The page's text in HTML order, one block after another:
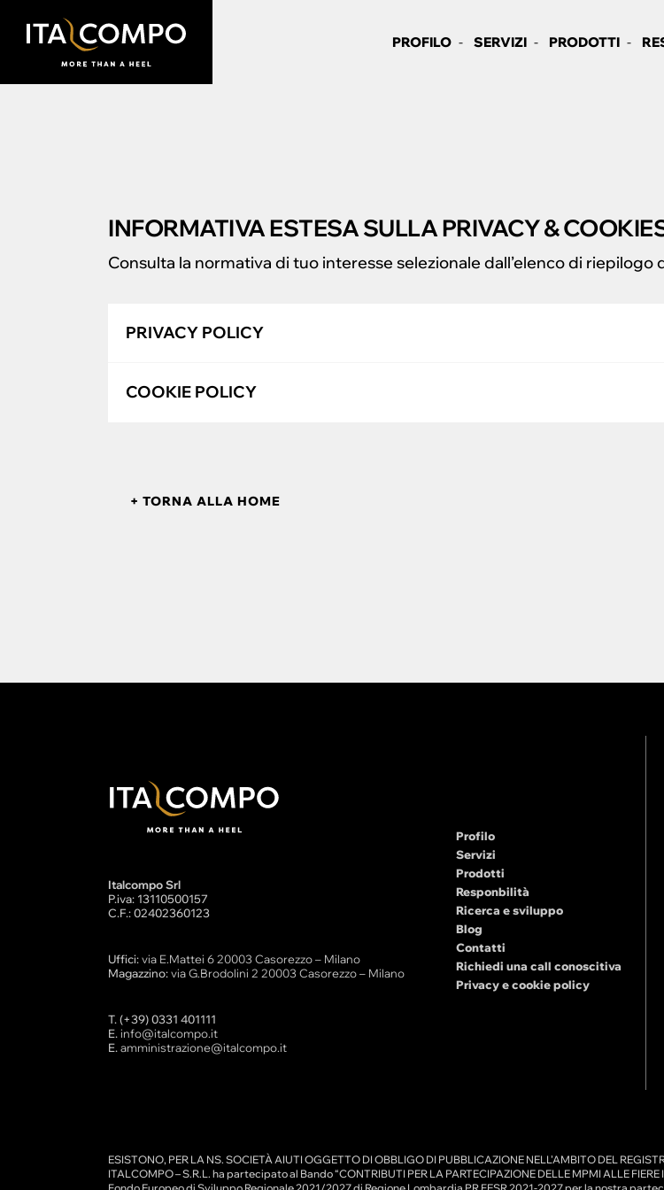
PROFILO SERVIZI PRODOTTI
INFORMATIVA ESTESA SULLA PRIVACY &
Consulta la normativa di tuo interesse selezionale dall’elenco di riepilogo
PRIVACY POLICY
COOKIE POLICY
+ TORNA ALLA HOME
Italcompo Srl
P.iva: 13110500157
C.F.: 02402360123
Uffici:via E.Mattei 6 20003 Casorezzo – Milano
Magazzino:via G.Brodolini 2 20003 Casorezzo – Milano
T. (+39) 0331 401111
E. info@italcompo.it
E. amministrazione@italcompo.it
Profilo
Servizi
Prodotti
Responbilità
Ricerca e sviluppo
Blog
Contatti
Richiedi una call conoscitiva
Privacy e cookie policy
ESISTONO, PER LA NS. SOCIETÀ AIUTI OGGETTO DI OBBLIGO DI PUBBLICAZIONE NELL’AMBITO DEL
ITALCOMPO – S.R.L. ha partecipato al Bando “CONTRIBUTI PER LA PARTECIPAZIONE DELLE MPMI ALLE